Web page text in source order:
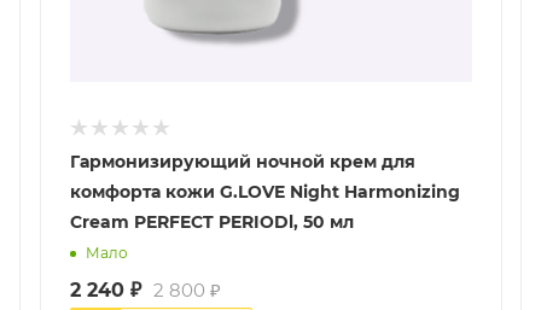
Гармонизирующий ночной крем для
комфорта кожи G.LOVE Night Harmonizing
Cream PERFECT PERIODl, 50 мл
Мало
2 240 ₽ 2 800 ₽